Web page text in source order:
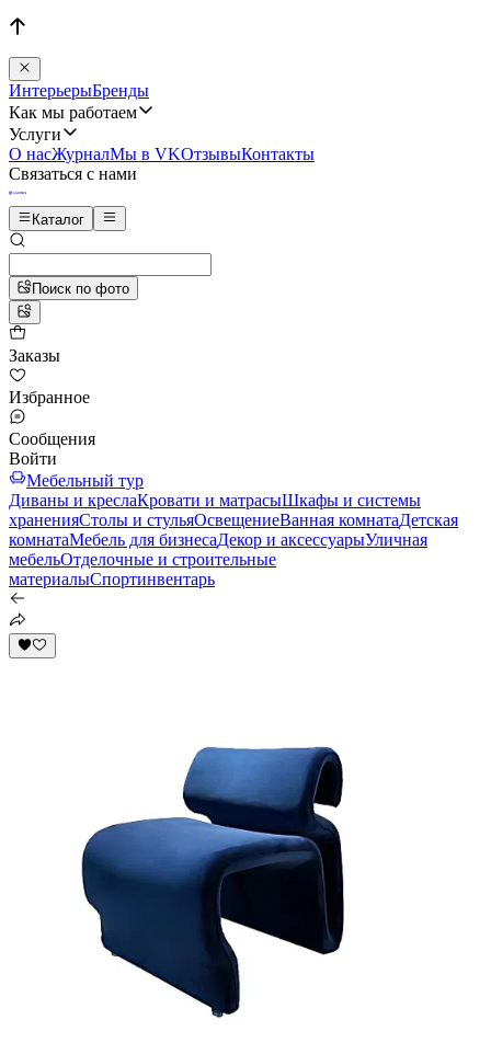
ИнтерьерыБренды
Как мы работаем
Услуги
О насЖурналМы в VKОтзывыКонтакты
Связаться с нами
Каталог
Поиск по фото
Заказы
Избранное
Сообщения
Войти
Мебельный тур
Диваны и креслаКровати и матрасыШкафы и системы
храненияСтолы и стульяОсвещениеВанная комнатаДетская
комнатаМебель для бизнесаДекор и аксессуарыУличная
мебельОтделочные и строительные
материалыСпортинвентарь